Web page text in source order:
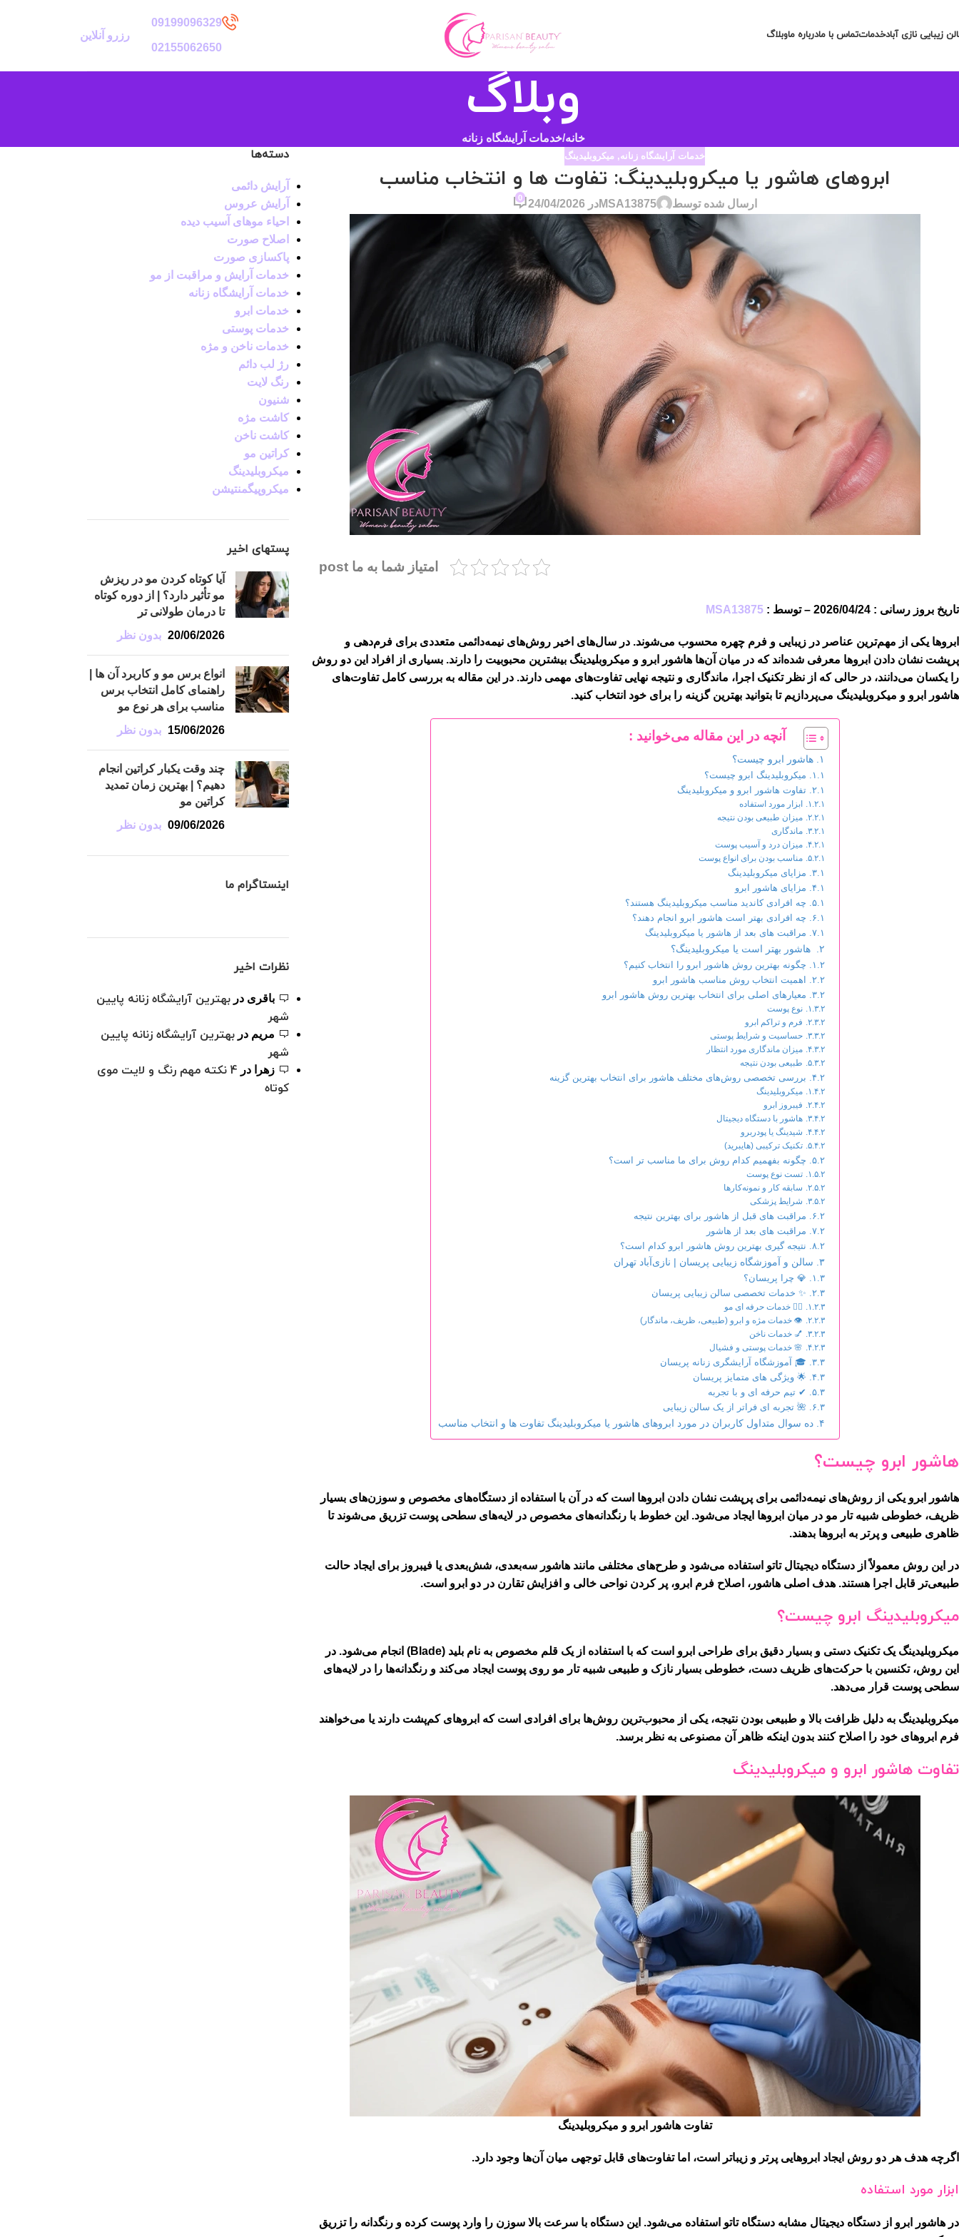
زیبایی نازی آبادخدماتتماس با مادرباره ماوبلاگ
09199096329
02155062650
رزرو آنلاین
وبلاگ
خانه خدمات آرایشگاه زنانه
خدمات آرایشگاه زنانه, میکروبلیدینگ
ابروهای هاشور یا میکروبلیدینگ: تفاوت ها و انتخاب مناسب
ارسال شده توسط MSA13875در 24/04/2026
0
امتیاز شما به ما post
تاریخ بروز رسانی : 2026/04/24 – توسط : MSA13875
ابروها یکی از مهم‌ترین عناصر در زیبایی و فرم چهره محسوب می‌شوند. در سال‌های اخیر روش‌های نیمه‌دائمی متعددی برای فرم‌دهی و
پرپشت نشان دادن ابروها معرفی شده‌اند که در میان آن‌ها هاشور ابرو و میکروبلیدینگ بیشترین محبوبیت را دارند. بسیاری از افراد این دو روش
را یکسان می‌دانند، در حالی که از نظر تکنیک اجرا، ماندگاری و نتیجه نهایی تفاوت‌های مهمی دارند. در این مقاله به بررسی کامل تفاوت‌های
هاشور ابرو و میکروبلیدینگ می‌پردازیم تا بتوانید بهترین گزینه را برای خود انتخاب کنید.
آنچه در این مقاله می‌خوانید :
هاشور ابرو چیست؟
میکروبلیدینگ ابرو چیست؟
تفاوت هاشور ابرو و میکروبلیدینگ
ابزار مورد استفاده
میزان طبیعی بودن نتیجه
ماندگاری
میزان درد و آسیب پوست
مناسب بودن برای انواع پوست
مزایای میکروبلیدینگ
مزایای هاشور ابرو
چه افرادی کاندید مناسب میکروبلیدینگ هستند؟
چه افرادی بهتر است هاشور ابرو انجام دهند؟
مراقبت های بعد از هاشور یا میکروبلیدینگ
هاشور بهتر است یا میکروبلیدینگ؟
چگونه بهترین روش هاشور ابرو را انتخاب کنیم؟
اهمیت انتخاب روش مناسب هاشور ابرو
معیارهای اصلی برای انتخاب بهترین روش هاشور ابرو
نوع پوست
فرم و تراکم ابرو
حساسیت و شرایط پوستی
میزان ماندگاری مورد انتظار
طبیعی بودن نتیجه
بررسی تخصصی روش‌های مختلف هاشور برای انتخاب بهترین گزینه
میکروبلیدینگ
فیبروز ابرو
هاشور با دستگاه دیجیتال
شیدینگ یا پودربرو
تکنیک ترکیبی (هایبرید)
چگونه بفهمیم کدام روش برای ما مناسب تر است؟
تست نوع پوست
سابقه کار و نمونه‌کارها
شرایط پزشکی
مراقبت های قبل از هاشور برای بهترین نتیجه
مراقبت های بعد از هاشور
نتیجه گیری بهترین روش هاشور ابرو کدام است؟
سالن و آموزشگاه زیبایی پریسان | نازی‌آباد تهران
💎 چرا پریسان؟
✨ خدمات تخصصی سالن زیبایی پریسان
💇‍♀️ خدمات حرفه ای مو
👁 خدمات مژه و ابرو (طبیعی، ظریف، ماندگار)
💅 خدمات ناخن
🌸 خدمات پوستی و فشیال
🎓 آموزشگاه آرایشگری زنانه پریسان
🌟 ویژگی های متمایز پریسان
✔ تیم حرفه ای و با تجربه
🌺 تجربه ای فراتر از یک سالن زیبایی
ده سوال متداول کاربران در مورد ابروهای هاشور یا میکروبلیدینگ تفاوت ها و انتخاب مناسب
هاشور ابرو چیست؟
هاشور ابرو یکی از روش‌های نیمه‌دائمی برای پرپشت نشان دادن ابروها است که در آن با استفاده از دستگاه‌های مخصوص و سوزن‌های بسیار
ظریف، خطوطی شبیه تار مو در میان ابروها ایجاد می‌شود. این خطوط با رنگدانه‌های مخصوص در لایه‌های سطحی پوست تزریق می‌شوند تا
ظاهری طبیعی و پرتر به ابروها بدهند.
در این روش معمولاً از دستگاه دیجیتال تاتو استفاده می‌شود و طرح‌های مختلفی مانند هاشور سه‌بعدی، شش‌بعدی یا فیبروز برای ایجاد حالت
طبیعی‌تر قابل اجرا هستند. هدف اصلی هاشور، اصلاح فرم ابرو، پر کردن نواحی خالی و افزایش تقارن در دو ابرو است.
میکروبلیدینگ ابرو چیست؟
میکروبلیدینگ یک تکنیک دستی و بسیار دقیق برای طراحی ابرو است که با استفاده از یک قلم مخصوص به نام بلید (Blade) انجام می‌شود. در
این روش، تکنسین با حرکت‌های ظریف دست، خطوطی بسیار نازک و طبیعی شبیه تار مو روی پوست ایجاد می‌کند و رنگدانه‌ها را در لایه‌های
سطحی پوست قرار می‌دهد.
میکروبلیدینگ به دلیل ظرافت بالا و طبیعی بودن نتیجه، یکی از محبوب‌ترین روش‌ها برای افرادی است که ابروهای کم‌پشت دارند یا می‌خواهند
فرم ابروهای خود را اصلاح کنند بدون اینکه ظاهر آن مصنوعی به نظر برسد.
تفاوت هاشور ابرو و میکروبلیدینگ
تفاوت هاشور ابرو و میکروبلیدینگ
اگرچه هدف هر دو روش ایجاد ابروهایی پرتر و زیباتر است، اما تفاوت‌های قابل توجهی میان آن‌ها وجود دارد.
ابزار مورد استفاده
در هاشور ابرو از دستگاه دیجیتال مشابه دستگاه تاتو استفاده می‌شود. این دستگاه با سرعت بالا سوزن را وارد پوست کرده و رنگدانه را تزریق
دسته‌ها
آرایش دائمی
آرایش عروس
احیاء موهای آسیب دیده
اصلاح صورت
پاکسازی صورت
خدمات آرایش و مراقبت از مو
خدمات آرایشگاه زنانه
خدمات ابرو
خدمات پوستی
خدمات ناخن و مژه
رژ لب دائم
رنگ لایت
شنیون
کاشت مژه
کاشت ناخن
کراتین مو
میکروبلیدینگ
میکروپیگمنتیشن
پستهای اخیر
آیا کوتاه کردن مو در ریزش
مو تأثیر دارد؟ | از دوره کوتاه
تا درمان طولانی تر
20/06/2026 بدون نظر
انواع برس مو و کاربرد آن ها |
راهنمای کامل انتخاب برس
مناسب برای هر نوع مو
15/06/2026 بدون نظر
چند وقت یکبار کراتین انجام
دهیم؟ | بهترین زمان تمدید
کراتین مو
09/06/2026 بدون نظر
اینستاگرام ما
نظرات اخیر
باقری در بهترین آرایشگاه زنانه پایین
شهر
مریم در بهترین آرایشگاه زنانه پایین
شهر
زهرا در
4 نکته مهم رنگ و لایت موی
کوتاه